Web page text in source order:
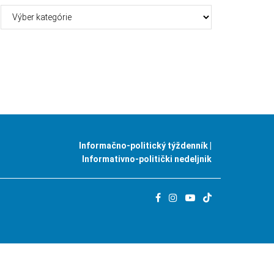
Informačno-politický týždenník |
Informativno-politički nedeljnik